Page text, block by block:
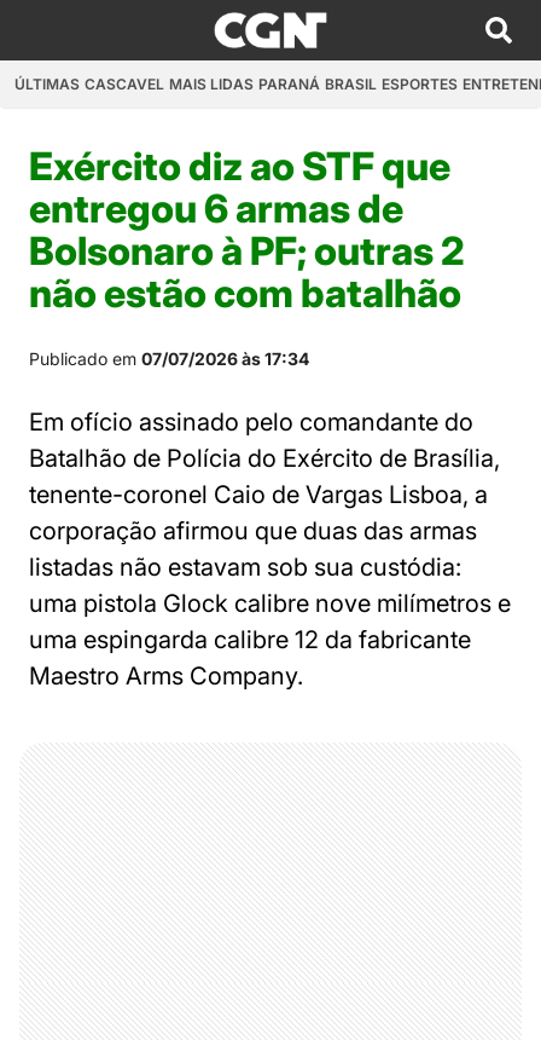
ÚLTIMAS CASCAVEL MAIS LIDAS PARANÁ BRASIL ESPORTES
Exército diz ao STF que
entregou 6 armas de
Bolsonaro à PF; outras 2
não estão com batalhão
Publicado em 07/07/2026 às 17:34
Em ofício assinado pelo comandante do
Batalhão de Polícia do Exército de Brasília,
tenente-coronel Caio de Vargas Lisboa, a
corporação afirmou que duas das armas
listadas não estavam sob sua custódia:
uma pistola Glock calibre nove milímetros e
uma espingarda calibre 12 da fabricante
Maestro Arms Company.